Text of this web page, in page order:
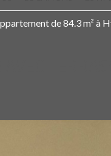
de 84.3 m² à